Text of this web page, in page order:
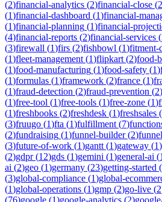
(2)financial-analytics (2)financial-close (2
(1)financial-dashboard (1)financial-
(1)financial-planning (1)financial-
(4)financial-reports (2)financial-services (
(3)firewall (1)firs (2)fishbowl (1)fitment-
(1)fleet-management (1)flipkart (2)food-
(1)food-manufacturing (1)food-safety (1)
(1)formulas (1)framework (2)france (1)
(1)fraud-detection (2)fraud-prevention (2)
(1)free-tool (1)free-tools (1)free-zone (1)
(1)freshbooks (2)freshdesk (1)freshsales (
(3)fruugo (1)fta (1)fulfillment (7)
(2)fundraising (1)funnel-builder(2)
(3)future-of-work (1)gantt (1)gateway (1)
(2)gdpr(12)gds (1)gemini (1)general-ai (1
ai (2)geo (1)germany (23)getting-started (
(3)global-compliance (1)global-
(1)global-operations (1)gmp (2)go-live (2
(76)google (1)google-analytics (2)